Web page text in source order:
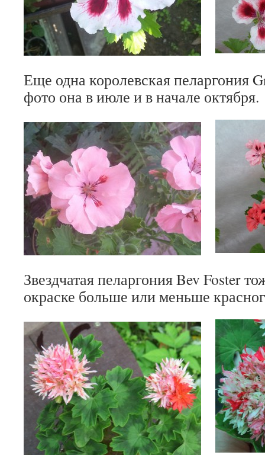
Еще одна королевская пеларгония
фото она в июле и в начале октября.
Звездчатая пеларгонияBev Foster
окраске больше или меньше